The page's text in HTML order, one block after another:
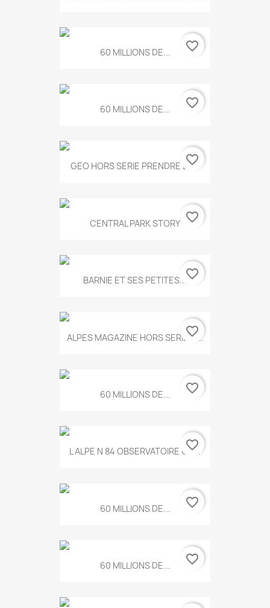
60 MILLIONS DE... favorite_border
60 MILLIONS DE... favorite_border
GEO HORS SERIE PRENDRE LE...
favorite_border
CENTRAL PARK STORY favorite_border
BARNIE ET SES PETITES...favorite_border
ALPES MAGAZINE HORS SERIE N...
favorite_border
60 MILLIONS DE... favorite_border
L ALPE N 84 OBSERVATOIRE UN...
favorite_border
60 MILLIONS DE... favorite_border
60 MILLIONS DE... favorite_border